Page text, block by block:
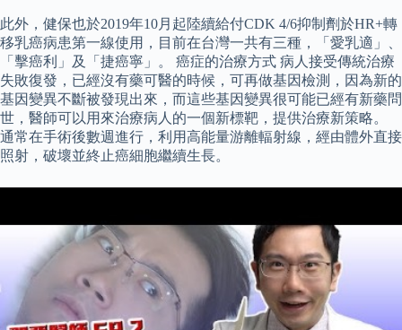
此外，健保也於2019年10月起陸續給付CDK 4/6抑制劑於HR+轉
移乳癌病患第一線使用，目前在台灣一共有三種，「愛乳適」、
「擊癌利」及「捷癌寧」。 癌症的治療方式 病人接受傳統治療
失敗復發，已經沒有藥可醫的時候，可再做基因檢測，因為新的
基因變異不斷被發現出來，而這些基因變異很可能已經有新藥問
世，醫師可以用來治療病人的一個新標靶，提供治療新策略。
通常在手術後數週進行，利用高能量游離輻射線，經由體外直接
照射，破壞並終止癌細胞繼續生長。